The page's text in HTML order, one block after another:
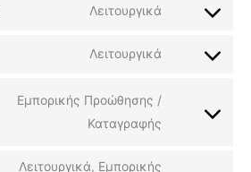
Λειτουργικά
Λειτουργικά
Εμπορικής Προώθησης /
Καταγραφής
Λειτουργικά, Εμπορικής